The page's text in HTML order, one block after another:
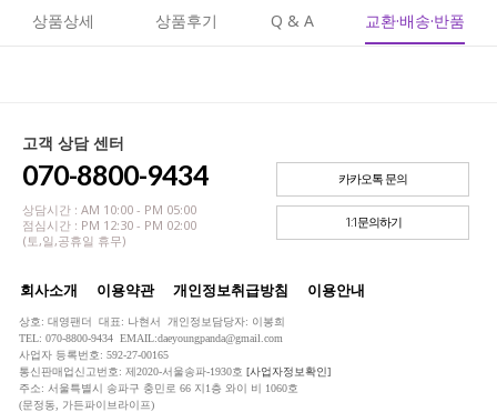
상품상세 상품후기 Q & A 교환·배송·반품
고객 상담 센터
070-8800-9434
상담시간 : AM 10:00 - PM 05:00
점심시간 : PM 12:30 - PM 02:00
(토,일,공휴일 휴무)
카카오톡 문의
1:1문의하기
회사소개 이용약관 개인정보취급방침 이용안내
상호: 대영팬더 대표: 나현서 개인정보담당자: 이봉희
TEL: 070-8800-9434 EMAIL:daeyoungpanda@gmail.com
사업자 등록번호: 592-27-00165
통신판매업신고번호: 제2020-서울송파-1930호 [사업자정보확인]
주소: 서울특별시 송파구 충민로 66 지1층 와이 비 1060호
(문정동, 가든파이브라이프)